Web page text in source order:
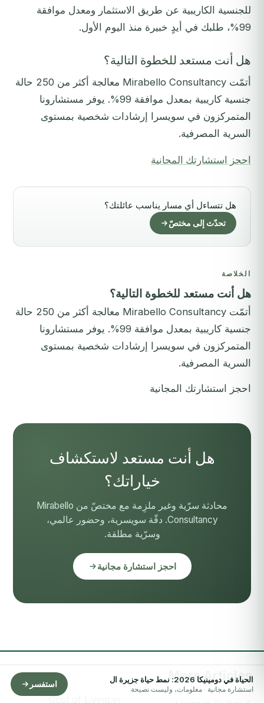
للجنسية الكاريبية عن طريق الاستثمار ومعدل موافقة
99%، طلبك في أيدٍ خبيرة منذ اليوم الأول.
هل أنت مستعد للخطوة التالية؟
أتمّت Mirabello Consultancy معالجة أكثر من 250 حالة
جنسية كاريبية بمعدل موافقة 99%. يوفر مستشارونا
المتمركزون في سويسرا إرشادات شخصية بمستوى
السرية المصرفية.
احجز استشارتك المجانية
هل تتساءل أي مسار يناسب عائلتك؟
تحدّث إلى مختصّ
الخلاصة
هل أنت مستعد للخطوة التالية؟
أتمّت Mirabello Consultancy معالجة أكثر من 250 حالة
جنسية كاريبية بمعدل موافقة 99%. يوفر مستشارونا
المتمركزون في سويسرا إرشادات شخصية بمستوى
السرية المصرفية.
احجز استشارتك المجانية
هل أنت مستعد لاستكشاف
خياراتك؟
محادثة سرّية وغير ملزِمة مع مختصّ من Mirabello
Consultancy. دقّة سويسرية، وحضور عالمي،
وسرّية مطلقة.
احجز استشارة مجانية
الحياة في دومينيكا 2026: نمط حياة جزيرة ال
استشارة مجانية · معلومات، وليست نصيحة
استفسر
More Articles
Cost of Living in